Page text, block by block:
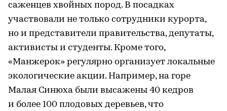
саженцев хвойных пород. В посадках
участвовали не только сотрудники курорта,
но и представители правительства, депутаты,
активисты и студенты. Кроме того,
«Манжерок» регулярно организует локальные
экологические акции. Например, на горе
Малая Синюха были высажены 40 кедров
и более 100 плодовых деревьев, что